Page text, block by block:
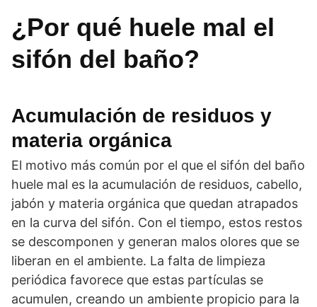
¿Por qué huele mal el
sifón del baño?
Acumulación de residuos y
materia orgánica
El motivo más común por el que el sifón del baño
huele mal es la acumulación de residuos, cabello,
jabón y materia orgánica que quedan atrapados
en la curva del sifón. Con el tiempo, estos restos
se descomponen y generan malos olores que se
liberan en el ambiente. La falta de limpieza
periódica favorece que estas partículas se
acumulen, creando un ambiente propicio para la